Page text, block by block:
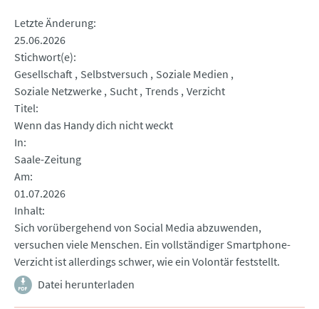
Letzte Änderung
25.06.2026
Stichwort(e)
Gesellschaft Selbstversuch
Soziale Medien
Soziale Netzwerke Sucht Trends Verzicht
Titel
Wenn das Handy dich nicht weckt
In
Saale-Zeitung
Am
01.07.2026
Inhalt
Sich vorübergehend von Social Media abzuwenden,
versuchen viele Menschen. Ein vollständiger Smartphone-
Verzicht ist allerdings schwer, wie ein Volontär feststellt.
Datei herunterladen